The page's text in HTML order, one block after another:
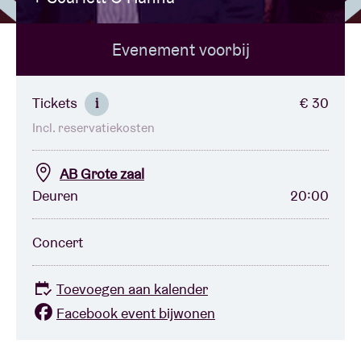
BRDCST
ABtv
Concertcheque
Over AB
Contact
Evenement voorbij
Tickets i € 30
Incl. reservatiekosten
AB Grote zaal
Deuren
20:00
Concert
Toevoegen aan kalender
Facebook event bijwonen